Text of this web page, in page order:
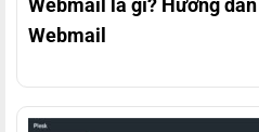
Webmail là gì? Hướng
Webmail